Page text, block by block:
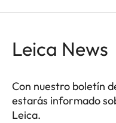
Leica News
Con nuestro boletín
estarás informado
Leica.